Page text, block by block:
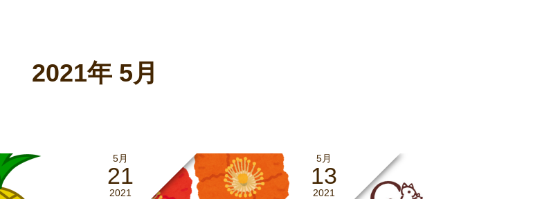
2021年 5月
5月
21
2021
5月
13
2021